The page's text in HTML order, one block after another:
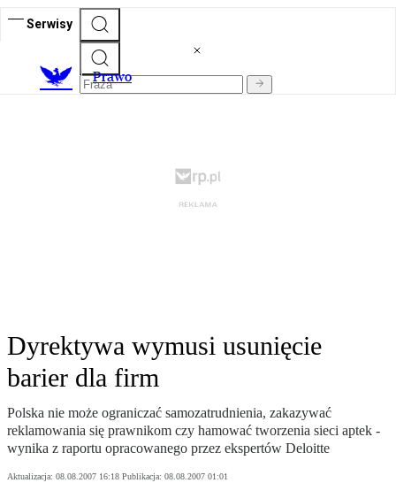
Serwisy
Prawo
Dyrektywa wymusi usunięcie
barier dla firm
Polska nie może ograniczać samozatrudnienia, zakazywać
reklamowania się prawnikom czy hamować tworzenia sieci aptek -
wynika z raportu opracowanego przez ekspertów Deloitte
Aktualizacja: 08.08.2007 16:18 Publikacja: 08.08.2007 01:01